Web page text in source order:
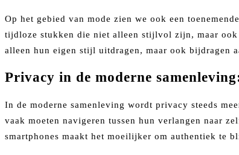
Op het gebied van mode zien we ook een
tijdloze stukken die niet alleen stijlvol zijn, maar ook
alleen hun eigen stijl uitdragen, maar ook bijdragen
Privacy in de moderne
In de moderne samenleving wordt privacy steeds
vaak moeten navigeren tussen hun verlangen naar
smartphones maakt het moeilijker om authentiek te